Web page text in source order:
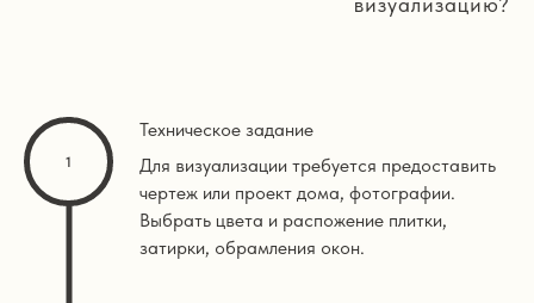
Техническое задание
Для визуализации требуется предоставить
чертеж или проект дома, фотографии.
Выбрать цвета и распожение плитки,
затирки, обрамления окон.